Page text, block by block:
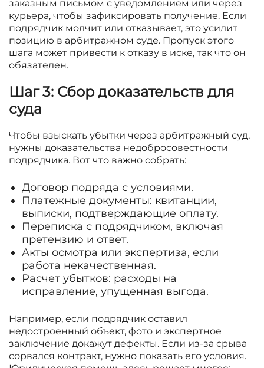
заказным письмом с уведомлением или через
курьера, чтобы зафиксировать получение. Если
подрядчик молчит или отказывает, это усилит
позицию в арбитражном суде. Пропуск этого
шага может привести к отказу в иске, так что он
обязателен.
Шаг 3: Сбор доказательств для
суда
Чтобы взыскать убытки через арбитражный суд,
нужны доказательства недобросовестности
подрядчика. Вот что важно собрать:
Договор подряда с условиями.
Платежные документы: квитанции,
выписки, подтверждающие оплату.
Переписка с подрядчиком, включая
претензию и ответ.
Акты осмотра или экспертиза, если
работа некачественная.
Расчет убытков: расходы на
исправление, упущенная выгода.
Например, если подрядчик оставил
недостроенный объект, фото и экспертное
заключение докажут дефекты. Если из-за срыва
сорвался контракт, нужно показать его условия.